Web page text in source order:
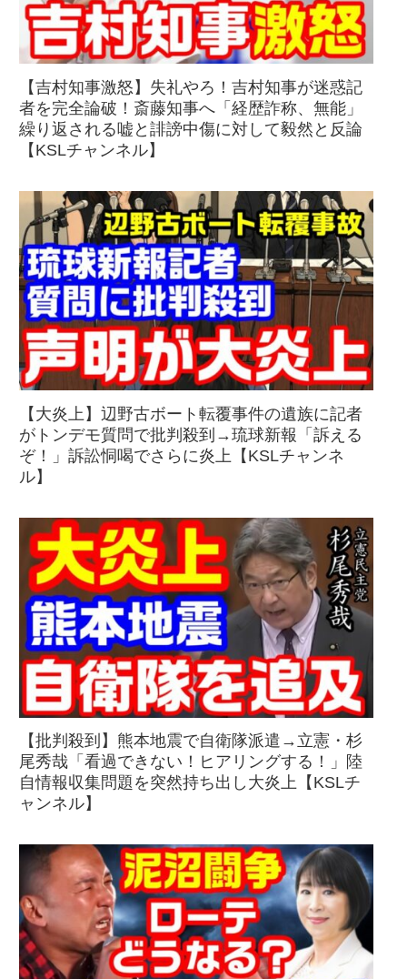
【吉村知事激怒】失礼やろ！吉村知事が迷惑記
者を完全論破！斎藤知事へ「経歴詐称、無能」
繰り返される嘘と誹謗中傷に対して毅然と反論
【KSLチャンネル】
【大炎上】辺野古ボート転覆事件の遺族に記者
がトンデモ質問で批判殺到→琉球新報「訴える
ぞ！」訴訟恫喝でさらに炎上【KSLチャンネ
ル】
【批判殺到】熊本地震で自衛隊派遣→立憲・杉
尾秀哉「看過できない！ヒアリングする！」陸
自情報収集問題を突然持ち出し大炎上【KSLチ
ャンネル】